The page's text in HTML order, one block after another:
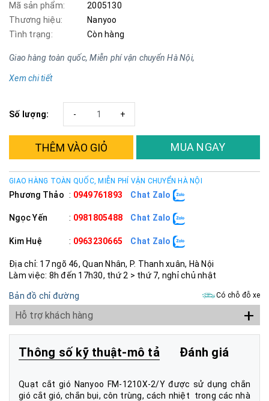
Mã sản phẩm:
2005130
Thương hiệu:
Nanyoo
Tình trạng:
Còn hàng
Giao hàng toàn quốc, Miễn phí vận chuyển Hà Nội,
Xem chi tiết
Số lượng: +
-
THÊM VÀO GIỎ MUA NGAY
GIAO HÀNG TOÀN QUỐC, MIỄN PHÍ VẬN CHUYỂN HÀ NỘI
Phương Thảo : 0949761893 Chat Zalo
Ngọc Yến : 0981805488 Chat Zalo
Kim Huệ : 0963230665 Chat Zalo
Địa chỉ: 17 ngõ 46, Quan Nhân, P. Thanh xuân, Hà Nội
Làm việc: 8h đến 17h30, thứ 2 > thứ 7, nghỉ chủ nhật
Bản đồ chỉ đường Có chỗ đỗ xe
Hỗ trợ khách hàng +
Thông số kỹ thuật-mô tả Đánh giá
Quạt cắt gió Nanyoo FM-1210X-2/Y được sử dụng chắn
gió cắt gió, chắn bụi, côn trùng, cách nhiệt trong các nhà